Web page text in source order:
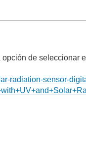
de seleccionar
radiation-sensor-